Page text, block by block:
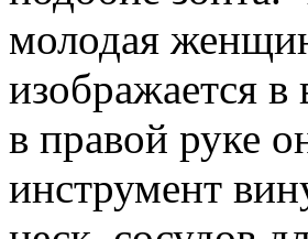
молодая
изображается в
в правой руке
инструмент